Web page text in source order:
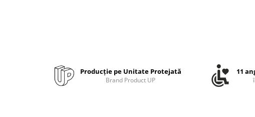
Creioane mecanice si grafitProducție pe Unitate Protejată
Brand Product UP
11